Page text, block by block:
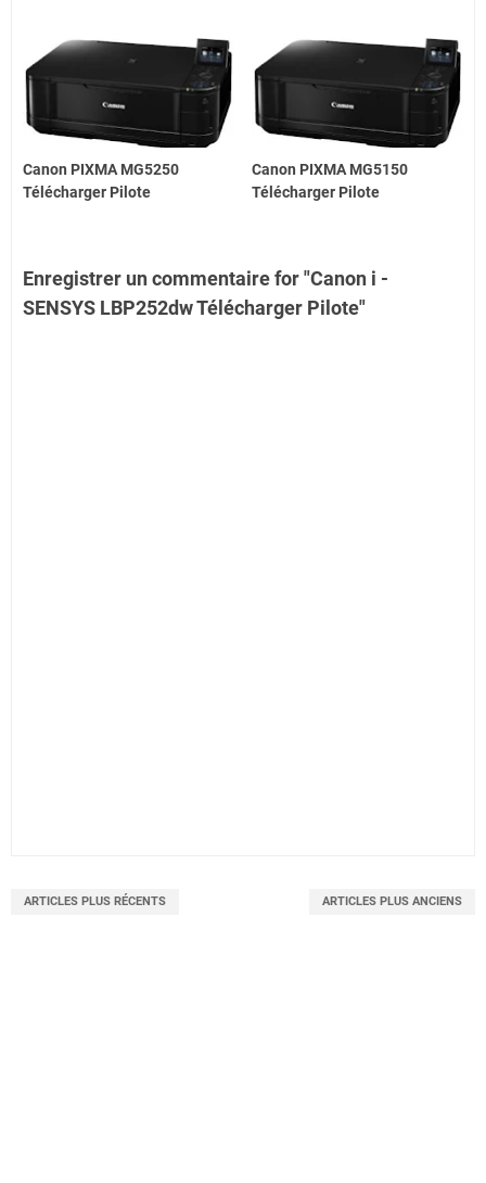
Canon PIXMA MG5250
Télécharger Pilote
Canon PIXMA MG5150
Télécharger Pilote
Enregistrer un commentaire for "Canon i -
SENSYS LBP252dw Télécharger Pilote"
ARTICLES PLUS RÉCENTS ARTICLES PLUS ANCIENS